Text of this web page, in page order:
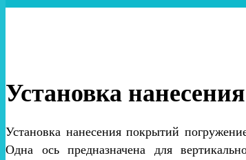
Установка
Установка нанесения покрытий
Одна ось предназначена для